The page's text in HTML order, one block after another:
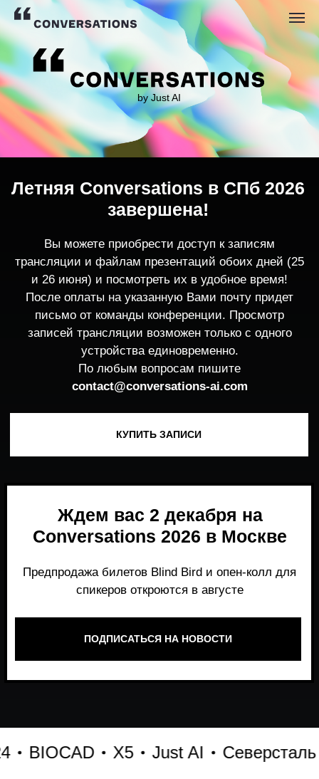
by Just AI
трансляции и файлам презентаций обоих дней (25
После оплаты на указанную Вами почту придет
записей трансляции возможен только с одного
устройства единовременно.
По любым вопросам пишите
contact@conversations-ai.co m
Летняя Conversations в СПб 2026
завершена!
Ждем вас 2 декабря на
Conversations 2026 в Москве
ПОДПИСАТЬСЯ НА НОВОСТИ
X5 Just AI Северсталь
Место, где можно получить честный,
работает и формирует рынок генеративного